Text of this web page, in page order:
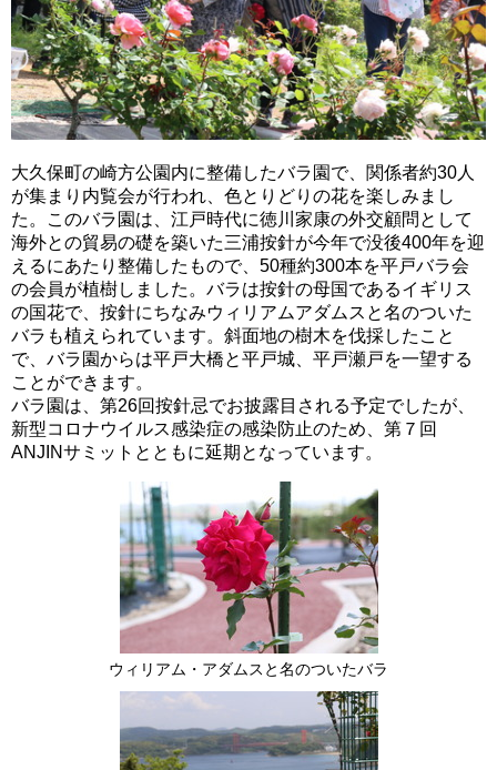
大久保町の崎方公園内に整備したバラ園で、関係者約30人
が集まり内覧会が行われ、色とりどりの花を楽しみまし
た。このバラ園は、江戸時代に徳川家康の外交顧問として
海外との貿易の礎を築いた三浦按針が今年で没後400年を迎
えるにあたり整備したもので、50種約300本を平戸バラ会
の会員が植樹しました。バラは按針の母国であるイギリス
の国花で、按針にちなみウィリアムアダムスと名のついた
バラも植えられています。斜面地の樹木を伐採したこと
で、バラ園からは平戸大橋と平戸城、平戸瀬戸を一望する
ことができます。
バラ園は、第26回按針忌でお披露目される予定でしたが、
新型コロナウイルス感染症の感染防止のため、第７回
ANJINサミットとともに延期となっています。
ウィリアム・アダムスと名のついたバラ